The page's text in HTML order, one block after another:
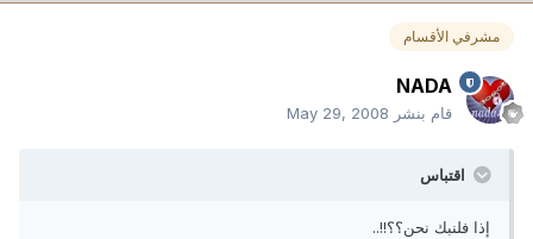
مشرفي الأقسام
NADA
قام بنشر May 29, 2008
اقتباس
إذا فلنبك نحن؟؟!!..